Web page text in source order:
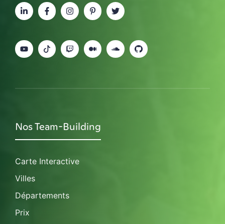
Nos Team-Building
Carte Interactive
Villes
Départements
Prix